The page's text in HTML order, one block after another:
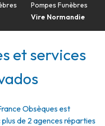
Pompes Funèbres
Vire Normandie
et services
Obsèques est
de 2 agences réparties